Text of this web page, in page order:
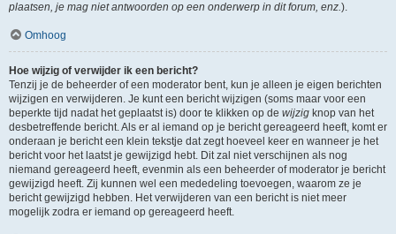
plaatsen, je mag niet antwoorden op een onderwerp in dit forum, enz.).
Omhoog
Hoe wijzig of verwijder ik een bericht?
Tenzij je de beheerder of een moderator bent, kun je alleen je eigen berichten
wijzigen en verwijderen. Je kunt een bericht wijzigen (soms maar voor een
beperkte tijd nadat het geplaatst is) door te klikken op de wijzig knop van het
desbetreffende bericht. Als er al iemand op je bericht gereageerd heeft, komt er
onderaan je bericht een klein tekstje dat zegt hoeveel keer en wanneer je het
bericht voor het laatst je gewijzigd hebt. Dit zal niet verschijnen als nog
niemand gereageerd heeft, evenmin als een beheerder of moderator je bericht
gewijzigd heeft. Zij kunnen wel een mededeling toevoegen, waarom ze je
bericht gewijzigd hebben. Het verwijderen van een bericht is niet meer
mogelijk zodra er iemand op gereageerd heeft.